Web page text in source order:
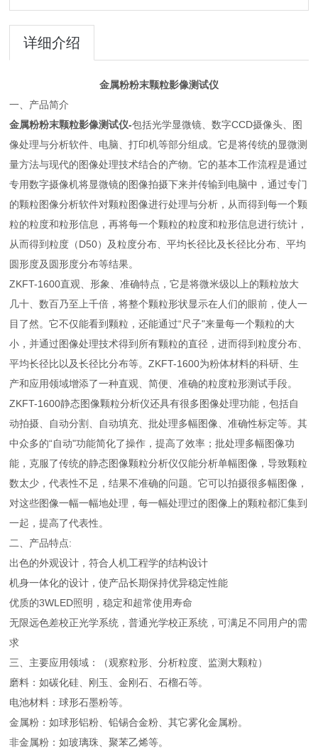
详细介绍
金属粉粉末颗粒影像测试仪
一、产品简介
金属粉粉末颗粒影像测试仪-包括光学显微镜、数字CCD摄像头、图
像处理与分析软件、电脑、打印机等部分组成。它是将传统的显微测
量方法与现代的图像处理技术结合的产物。它的基本工作流程是通过
专用数字摄像机将显微镜的图像拍摄下来并传输到电脑中，通过专门
的颗粒图像分析软件对颗粒图像进行处理与分析，从而得到每一个颗
粒的粒度和粒形信息，再将每一个颗粒的粒度和粒形信息进行统计，
从而得到粒度（D50）及粒度分布、平均长径比及长径比分布、平均
圆形度及圆形度分布等结果。
ZKFT-1600直观、形象、准确特点，它是将微米级以上的颗粒放大
几十、数百乃至上千倍，将整个颗粒形状显示在人们的眼前，使人一
目了然。它不仅能看到颗粒，还能通过“尺子"来量每一个颗粒的大
小，并通过图像处理技术得到所有颗粒的直径，进而得到粒度分布、
平均长径比以及长径比分布等。ZKFT-1600为粉体材料的科研、生
产和应用领域增添了一种直观、简便、准确的粒度粒形测试手段。
ZKFT-1600静态图像颗粒分析仪还具有很多图像处理功能，包括自
动拍摄、自动分割、自动填充、批处理多幅图像、准确性标定等。其
中众多的“自动"功能简化了操作，提高了效率；批处理多幅图像功
能，克服了传统的静态图像颗粒分析仪仅能分析单幅图像，导致颗粒
数太少，代表性不足，结果不准确的问题。它可以拍摄很多幅图像，
对这些图像一幅一幅地处理，每一幅处理过的图像上的颗粒都汇集到
一起，提高了代表性。
二、产品特点:
出色的外观设计，符合人机工程学的结构设计
机身一体化的设计，使产品长期保持优异稳定性能
优质的3WLED照明，稳定和超常使用寿命
无限远色差校正光学系统，普通光学校正系统，可满足不同用户的需
求
三、主要应用领域：（观察粒形、分析粒度、监测大颗粒）
磨料：如碳化硅、刚玉、金刚石、石榴石等。
电池材料：球形石墨粉等。
金属粉：如球形铝粉、铅锡合金粉、其它雾化金属粉。
非金属粉：如玻璃珠、聚苯乙烯等。